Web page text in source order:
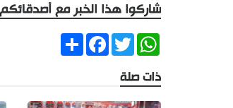
شاركوا هذا الخبر مع أصدقائكم
ShareFacebookTwitter
WhatsApp
ذات صلة